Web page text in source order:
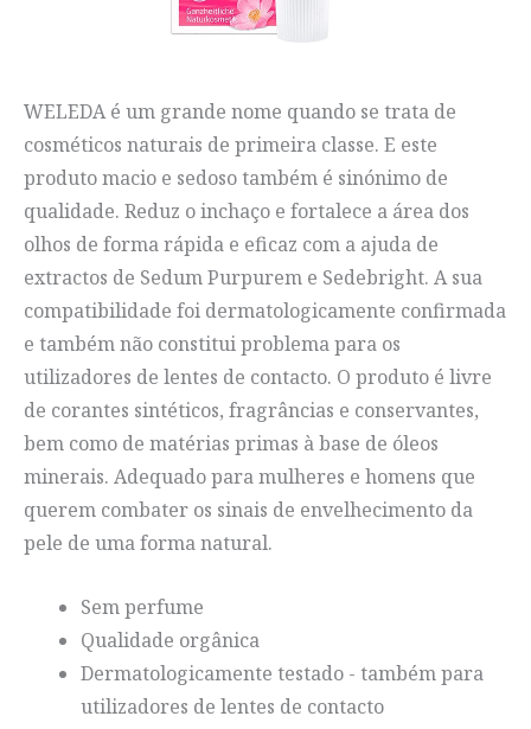
WELEDA é um grande nome quando se trata de
cosméticos naturais de primeira classe. E este
produto macio e sedoso também é sinónimo de
qualidade. Reduz o inchaço e fortalece a área dos
olhos de forma rápida e eficaz com a ajuda de
extractos de Sedum Purpurem e Sedebright. A sua
compatibilidade foi dermatologicamente confirmada
e também não constitui problema para os
utilizadores de lentes de contacto. O produto é livre
de corantes sintéticos, fragrâncias e conservantes,
bem como de matérias primas à base de óleos
minerais. Adequado para mulheres e homens que
querem combater os sinais de envelhecimento da
pele de uma forma natural.
Sem perfume
Qualidade orgânica
Dermatologicamente testado - também para
utilizadores de lentes de contacto